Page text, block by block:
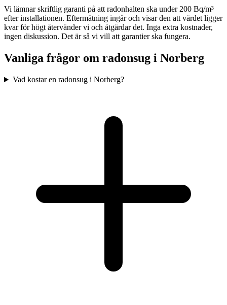
Vi lämnar skriftlig garanti på att radonhalten ska under 200 Bq/m³
efter installationen. Eftermätning ingår och visar den att värdet ligger
kvar för högt återvänder vi och åtgärdar det. Inga extra kostnader,
ingen diskussion. Det är så vi vill att garantier ska fungera.
Vanliga frågor om radonsug i Norberg
Vad kostar en radonsug i Norberg?